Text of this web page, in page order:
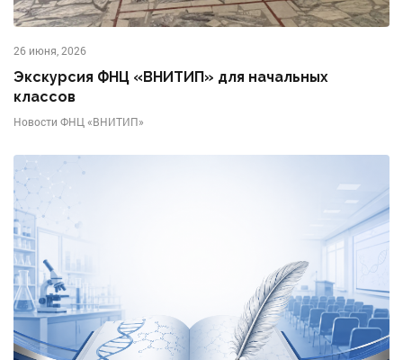
26 июня, 2026
Экскурсия ФНЦ «ВНИТИП» для начальных
классов
Новости ФНЦ «ВНИТИП»